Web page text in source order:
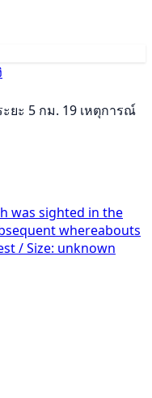
ยะ 5 กม. 19 เหตุการณ์
was sighted in the
whereabouts
/ Size: unknown